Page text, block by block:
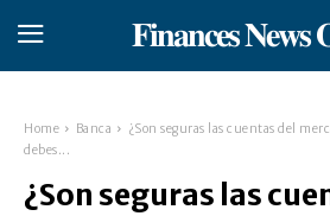
𝐅𝐢𝐧𝐚𝐧𝐜𝐞𝐬 𝐍𝐞𝐰𝐬
Home Banca
¿Son seguras las cuentas del
debes...
¿Son seguras las